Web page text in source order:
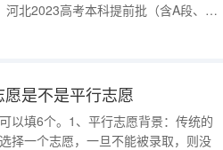
北2023高考本科提前批（含A段、B
、本科批、对口本科批：6月28日9时
是不是平行志愿
以填6个。1、平行志愿背景：传统的
择一个志愿，一旦不能被录取，则没